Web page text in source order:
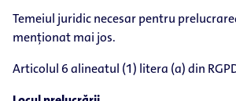
Temeiul juridic necesar pentru
menționat mai jos.
Articolul 6 alineatul (1) litera (a) din